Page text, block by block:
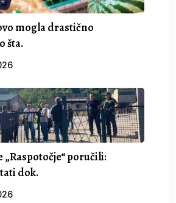
mogla drastično
šta.
poručili:
dok.